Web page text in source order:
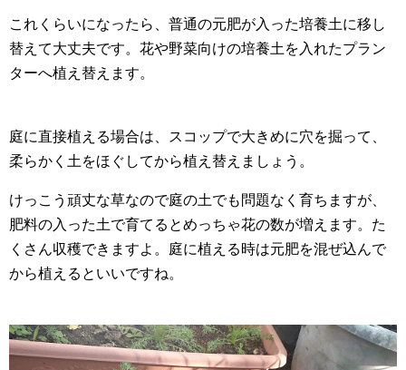
これくらいになったら、普通の元肥が入った培養土に移し
替えて大丈夫です。花や野菜向けの培養土を入れたプラン
ターへ植え替えます。
庭に直接植える場合は、スコップで大きめに穴を掘って、
柔らかく土をほぐしてから植え替えましょう。
けっこう頑丈な草なので庭の土でも問題なく育ちますが、
肥料の入った土で育てるとめっちゃ花の数が増えます。た
くさん収穫できますよ。庭に植える時は元肥を混ぜ込んで
から植えるといいですね。